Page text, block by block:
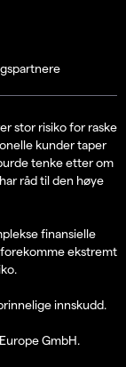
stor risiko for raske
kunder taper
tenke etter om
råd til den høye
finansielle
ekstremt
innskudd.
GmbH.